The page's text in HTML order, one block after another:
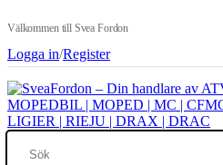
Välkommen till Svea Fordon
Logga in/Register